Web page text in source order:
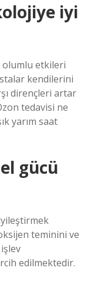
iyi
olumlu etkileri
kendilerini
dirençleri artar
tedavisi ne
yarım saat
gücü
teminini ve
işlev
edilmektedir.